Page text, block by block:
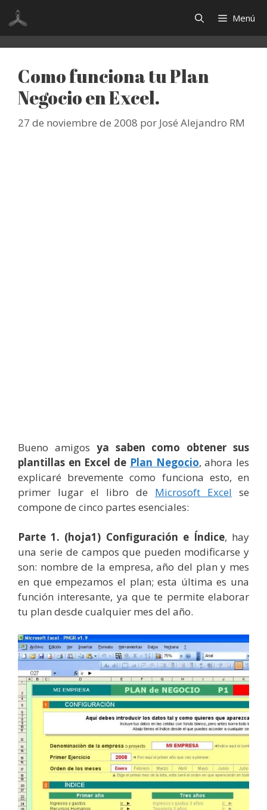
Saltar
contenido
Menú
Como funciona tu Plan
Negocio en Excel.
27 de noviembre de 2008 por José Alejandro RM
Bueno amigos ya saben como obtener sus
plantillas en Excel de Plan Negocio, ahora les
explicaré brevemente como funciona esto, en
primer lugar el libro de Microsoft Excel se
compone de cinco partes esenciales:
Parte 1. (hoja1) Configuración e Índice, hay
una serie de campos que pueden modificarse y
son: nombre de la empresa, año del plan y mes
en que empezamos el plan; esta última es una
función interesante, ya que te permite elaborar
tu plan desde cualquier mes del año.